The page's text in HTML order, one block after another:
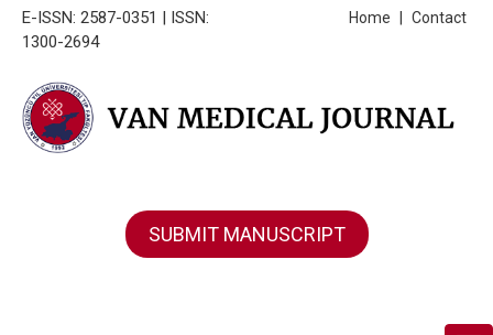
E-ISSN: 2587-0351 | ISSN:
1300-2694
Contact
Home
SUBMIT MANUSCRIPT